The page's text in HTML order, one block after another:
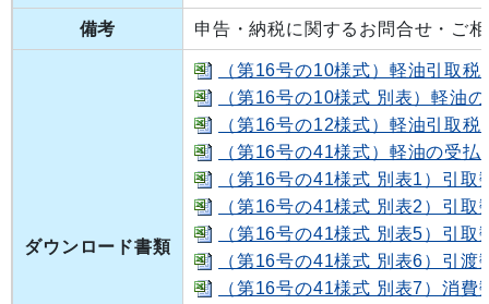
備考 申告・納税に関するお問合せ・ご
ダウンロード書類
（第16号の10様式）軽油引取
（第16号の10様式 別表）軽油
（第16号の12様式）軽油引取
（第16号の41様式）軽油の受
（第16号の41様式 別表1）引
（第16号の41様式 別表2）引
（第16号の41様式 別表5）引
（第16号の41様式 別表6）引
（第16号の41様式 別表7）消